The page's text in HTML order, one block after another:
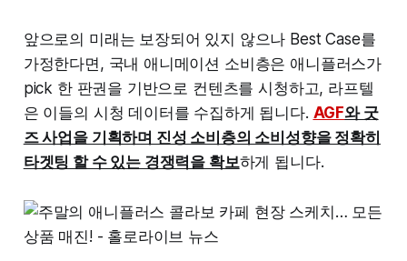
앞으로의 미래는 보장되어 있지 않으나 Best Case를
가정한다면, 국내 애니메이션 소비층은 애니플러스가
pick 한 판권을 기반으로 컨텐츠를 시청하고, 라프텔
은 이들의 시청 데이터를 수집하게 됩니다. AGF와 굿
즈 사업을 기획하며 진성 소비층의 소비성향을 정확히
타겟팅 할 수 있는 경쟁력을 확보하게 됩니다.